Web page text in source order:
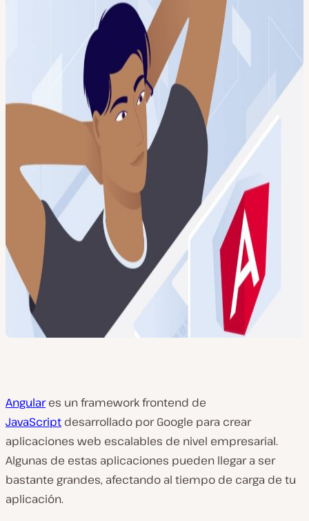
Angulares un framework frontend de
JavaScript desarrollado por Google para crear
aplicaciones web escalables de nivel empresarial.
Algunas de estas aplicaciones pueden llegar a ser
bastante grandes, afectando al tiempo de carga de tu
aplicación.